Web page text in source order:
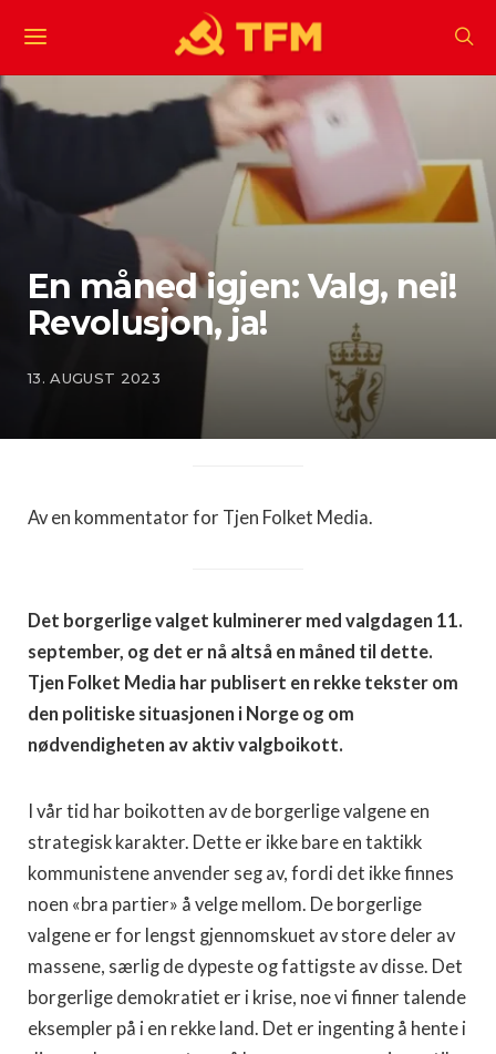
En måned igjen: Valg, nei!
Revolusjon, ja!
13. AUGUST 2023
Av en kommentator for Tjen Folket Media.
Det borgerlige valget kulminerer med valgdagen 11.
september, og det er nå altså en måned til dette.
Tjen Folket Media har publisert en rekke tekster om
den politiske situasjonen i Norge og om
nødvendigheten av aktiv valgboikott.
I vår tid har boikotten av de borgerlige valgene en
strategisk karakter. Dette er ikke bare en taktikk
kommunistene anvender seg av, fordi det ikke finnes
noen «bra partier» å velge mellom. De borgerlige
valgene er for lengst gjennomskuet av store deler av
massene, særlig de dypeste og fattigste av disse. Det
borgerlige demokratiet er i krise, noe vi finner talende
eksempler på i en rekke land. Det er ingenting å hente i